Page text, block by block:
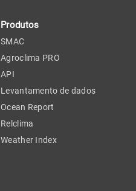
Produtos
SMAC
Agroclima PRO
API
Levantamento de dados
Ocean Report
Relclima
Weather Index